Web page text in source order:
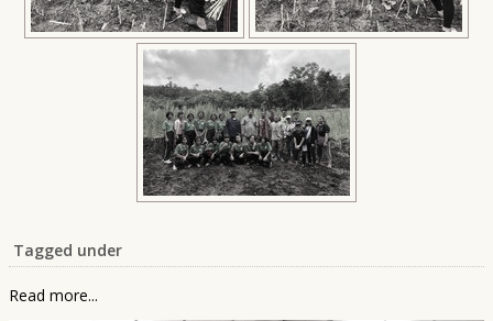
Tagged under
Read more...